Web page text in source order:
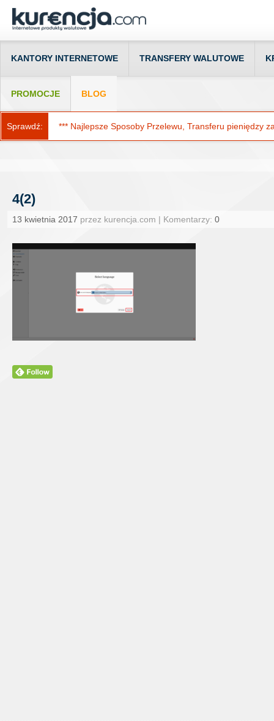
KANTORY INTERNETOWE TRANSFERY WALUTOWE
PROMOCJE BLOG
Sprawdź: *** Najlepsze Sposoby Przelewu, Transferu pieniędzy
4(2)
13 kwietnia 2017 przez kurencja.com | Komentarzy: 0